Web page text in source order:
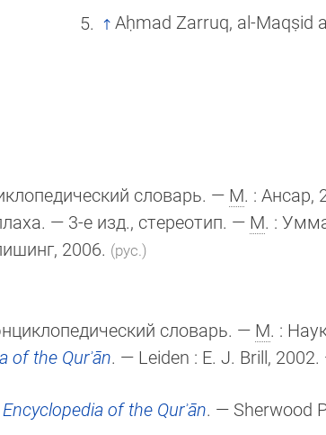
Aḥmad Zarruq, al-Maqṣid
словарь. — М. : Ансар,
— 3-е изд., стереотип. — М. :
2006. (рус.)
словарь. — М. :
of the Qurʾān. — Leiden : E. J. Brill, 2002.
of the Qurʾān. — Sherwood